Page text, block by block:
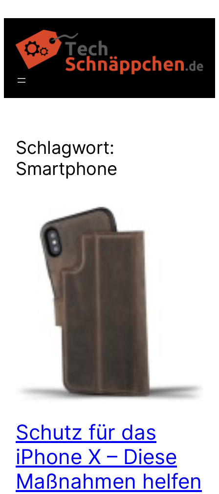
springen
Schlagwort:
Smartphone
Schutz für das
iPhone X – Diese
Maßnahmen helfen